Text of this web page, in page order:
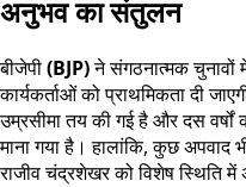
अनुभव का संतुलन
बीजेपी(BJP)ने संगठनात्मक चुनावों
कार्यकर्ताओं को प्राथमिकता दी
उम्रसीमा तय की गई है और दस
माना गया है। हालांकि, कुछ
राजीव चंद्रशेखर को विशेष स्थिति में